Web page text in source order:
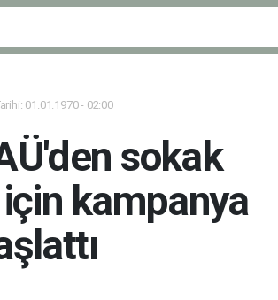
01.01.1970 - 02:00
sokak
için kampanya